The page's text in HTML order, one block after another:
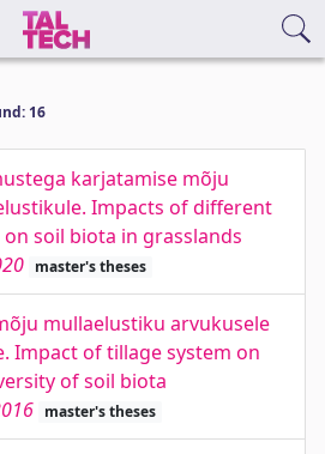
16
karjatamise mõju
Impacts of different
soil biota in grasslands
master's theses
mullaelustiku arvukusele
Impact of tillage system on
of soil biota
master's theses